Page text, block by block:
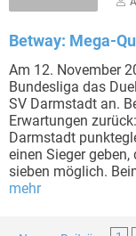
Betway: Mega-
Am 12. November
Bundesliga das
SV Darmstadt an.
Erwartungen
Darmstadt
einen Sieger
sieben möglich.
mehr